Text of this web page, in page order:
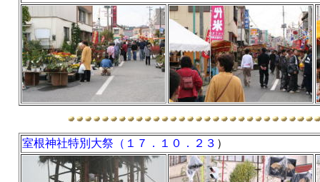
室根神社特別大祭（１７．１０．２３ ）